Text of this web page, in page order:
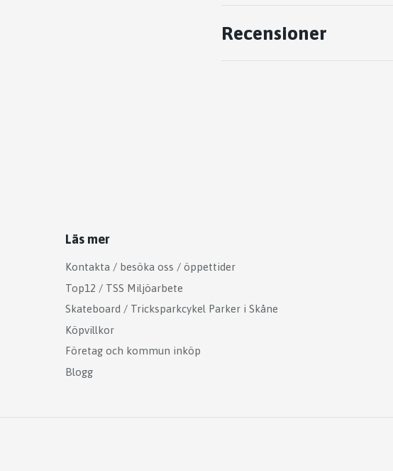
Recensioner
Läs mer
Kontakta / besöka oss / öppettider
Top12 / TSS Miljöarbete
Skateboard / Tricksparkcykel Parker i Skåne
Köpvillkor
Företag och kommun inköp
Blogg